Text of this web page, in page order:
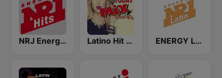
NRJ Energy Hits Latino Hit Mix ENERGY Latin